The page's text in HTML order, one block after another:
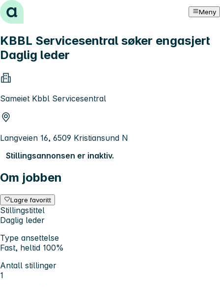
Hopp til innhold Meny
KBBL Servicesentral søker engasjert
Daglig leder
Sameiet Kbbl Servicesentral
Langveien 16, 6509 Kristiansund N
Stillingsannonsen er inaktiv.
Om jobben
Lagre favoritt
Stillingstittel
Daglig leder
Type ansettelse
Fast, heltid 100%
Antall stillinger
1